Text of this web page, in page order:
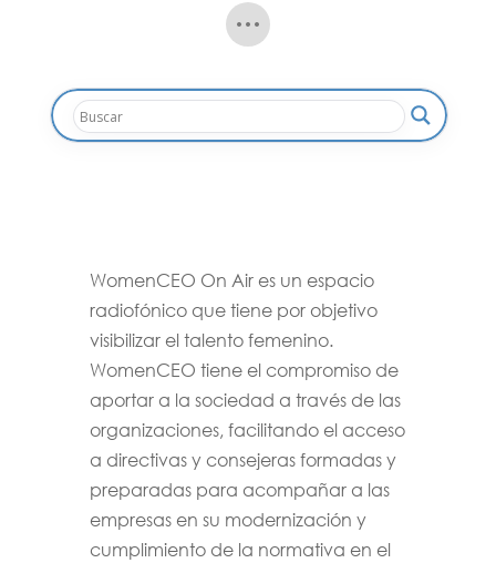
WomenCEO On Air es un espacio
radiofónico que tiene por objetivo
visibilizar el talento femenino.
WomenCEO tiene el compromiso de
aportar a la sociedad a través de las
organizaciones, facilitando el acceso
a directivas y consejeras formadas y
preparadas para acompañar a las
empresas en su modernización y
cumplimiento de la normativa en el